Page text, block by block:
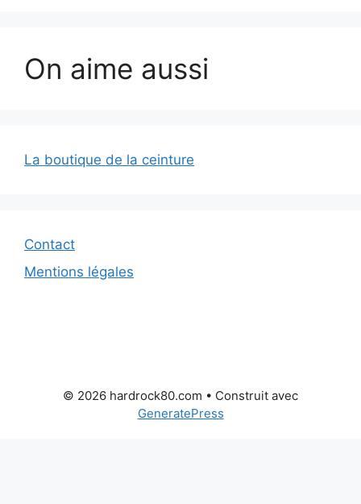
On aime aussi
La boutique de la ceinture
Contact
Mentions légales
© 2026 hardrock80.com • Construit avec
GeneratePress